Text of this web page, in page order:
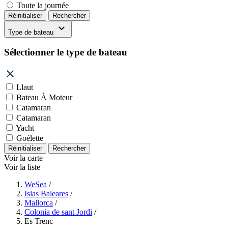
Toute la journée
Réinitialiser Rechercher
Type de bateau
Sélectionner le type de bateau
Llaut
Bateau À Moteur
Catamaran
Catamaran
Yacht
Goélette
Réinitialiser Rechercher
Voir la carte
Voir la liste
WeSea /
Islas Baleares /
Mallorca /
Colonia de sant Jordi /
Es Trenc